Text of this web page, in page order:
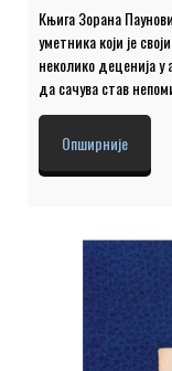
Књига Зорана
уметника који је
неколико деценија у
да сачува став
спремног да у сваком
проистичу из
иконе. Аутор се у
стваралаштву Боба
светске уметности.
уметнику који […]
Опширније